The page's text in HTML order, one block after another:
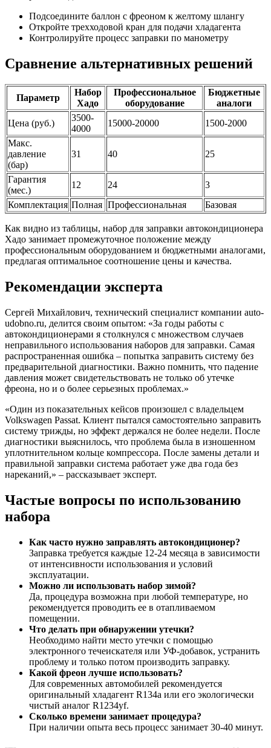
Подсоедините баллон с фреоном к желтому шлангу
Откройте трехходовой кран для подачи хладагента
Контролируйте процесс заправки по манометру
Сравнение альтернативных решений
Параметр
Набор
Хадо
Профессиональное
оборудование
Бюджетные
аналоги
Цена (руб.)
3500-
4000
15000-20000
1500-2000
Макс.
давление
(бар)
31 40 25
Гарантия
(мес.)
12 24
3
Комплектация Полная Профессиональная Базовая
Как видно из таблицы, набор для заправки автокондиционера
Хадо занимает промежуточное положение между
профессиональным оборудованием и бюджетными аналогами,
предлагая оптимальное соотношение цены и качества.
Рекомендации эксперта
Сергей Михайлович, технический специалист компании auto-
udobno.ru, делится своим опытом: «За годы работы с
автокондиционерами я столкнулся с множеством случаев
неправильного использования наборов для заправки. Самая
распространенная ошибка – попытка заправить систему без
предварительной диагностики. Важно помнить, что падение
давления может свидетельствовать не только об утечке
фреона, но и о более серьезных проблемах.»
«Один из показательных кейсов произошел с владельцем
Volkswagen Passat. Клиент пытался самостоятельно заправить
систему трижды, но эффект держался не более недели. После
диагностики выяснилось, что проблема была в изношенном
уплотнительном кольце компрессора. После замены детали и
правильной заправки система работает уже два года без
нареканий,» – рассказывает эксперт.
Частые вопросы по использованию
набора
Как часто нужно заправлять автокондиционер?
Заправка требуется каждые 12-24 месяца в зависимости
от интенсивности использования и условий
эксплуатации.
Можно ли использовать набор зимой?
Да, процедура возможна при любой температуре, но
рекомендуется проводить ее в отапливаемом
помещении.
Что делать при обнаружении утечки?
Необходимо найти место утечки с помощью
электронного течеискателя или УФ-добавок, устранить
проблему и только потом производить заправку.
Какой фреон лучше использовать?
Для современных автомобилей рекомендуется
оригинальный хладагент R134a или его экологически
чистый аналог R1234yf.
Сколько времени занимает процедура?
При наличии опыта весь процесс занимает 30-40 минут.